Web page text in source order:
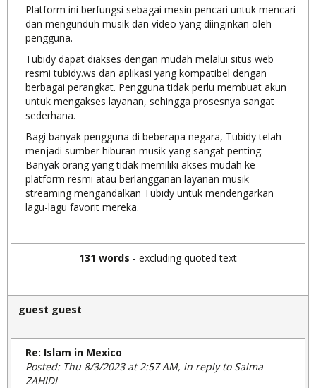
Platform ini berfungsi sebagai mesin pencari untuk mencari
dan mengunduh musik dan video yang diinginkan oleh
pengguna.
Tubidy dapat diakses dengan mudah melalui situs web
resmi tubidy.ws dan aplikasi yang kompatibel dengan
berbagai perangkat. Pengguna tidak perlu membuat akun
untuk mengakses layanan, sehingga prosesnya sangat
sederhana.
Bagi banyak pengguna di beberapa negara, Tubidy telah
menjadi sumber hiburan musik yang sangat penting.
Banyak orang yang tidak memiliki akses mudah ke
platform resmi atau berlangganan layanan musik
streaming mengandalkan Tubidy untuk mendengarkan
lagu-lagu favorit mereka.
131 words - excluding quoted text
guest guest
Re: Islam in Mexico
Posted: Thu 8/3/2023 at 2:57 AM, in reply to Salma
ZAHIDI